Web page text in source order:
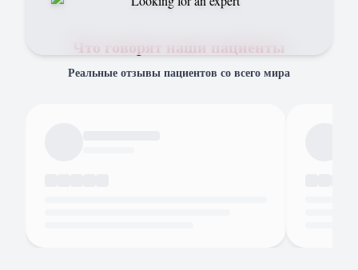
Что говорят наши пациенты
Реальные отзывы пациентов со всего мира